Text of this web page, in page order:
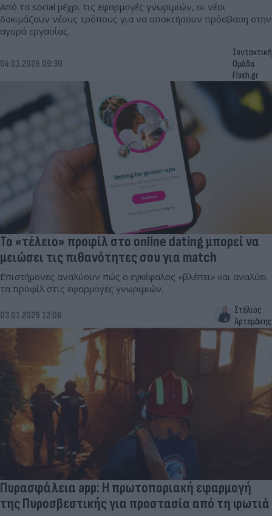
Από τα social μέχρι τις εφαρμογές γνωριμιών, οι νέοι
δοκιμάζουν νέους τρόπους για να αποκτήσουν πρόσβαση στην
αγορά εργασίας.
04.01.2026 09:30
Συντακτική
Ομάδα
Flash.gr
Το «τέλειο» προφίλ στο online dating μπορεί να
μειώσει τις πιθανότητες σου για match
Επιστήμονες αναλύουν πώς ο εγκέφαλος «βλέπει» και αναλύει
τα προφίλ στις εφαρμογές γνωριμιών.
03.01.2026 12:06
Στέλιος
Αρτεμάκης
Πυρασφάλεια app: Η πρωτοποριακή εφαρμογή
της Πυροσβεστικής για προστασία από τη φωτιά